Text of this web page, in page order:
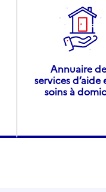
Annuaire
services d’aide
soins à